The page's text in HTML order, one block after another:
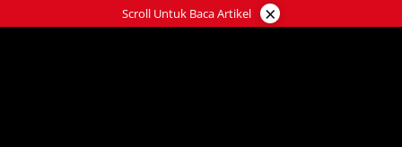
ke
Scroll Untuk Baca Artikel ×